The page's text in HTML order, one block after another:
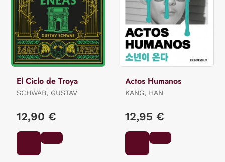
El Ciclo de Troya
SCHWAB, GUSTAV
12,90 €
Actos Humanos
KANG, HAN
12,95 €